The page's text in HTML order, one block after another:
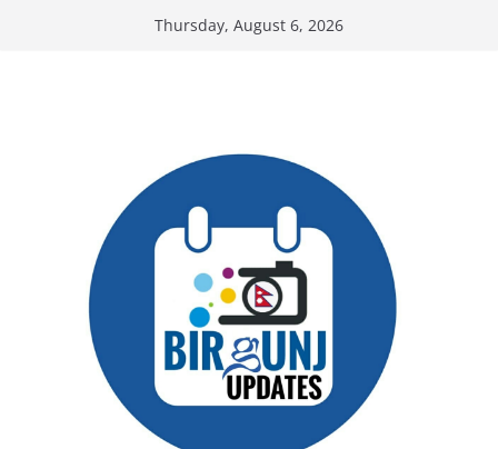
Thursday, August 6, 2026